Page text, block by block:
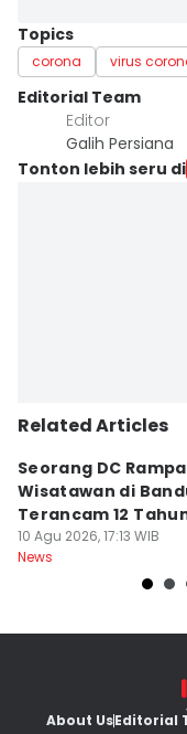
Topics
corona virus
Editorial Team
Editor
Galih Persiana
Tonton lebih seru di
Related Articles
Seorang DC
Wisatawan di
Terancam 12
10 Agu 2026, 17:13 WIB
News
About UsEditorial